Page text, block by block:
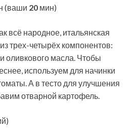
(ваши 20 мин)
всё народное, итальянская
трех-четырёх компонентов:
оливкового масла. Чтобы
используем для начинки
А в тесто для улучшения
отварной картофель.